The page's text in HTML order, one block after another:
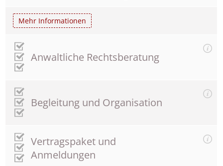
Mehr Informationen
Anwaltliche Rechtsberatung
Begleitung und Organisation
Vertragspaket und
Anmeldungen